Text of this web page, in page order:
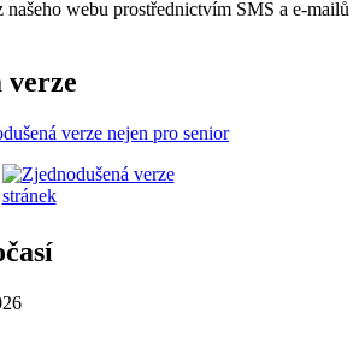
našeho webu prostřednictvím SMS a e-mailů
verze
verze nejen pro senior